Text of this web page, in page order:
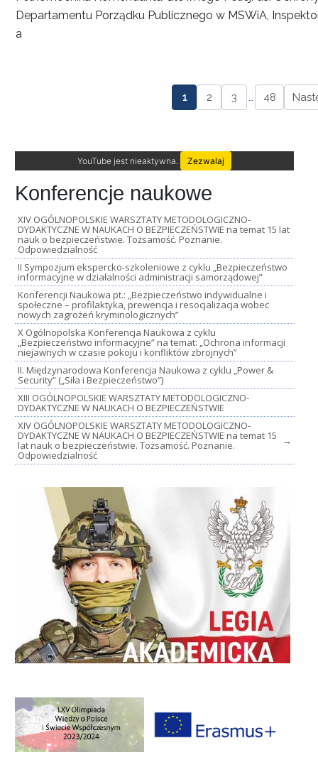
Departamentu Porządku Publicznego w MSWiA,
a
1 2 3 … 48
YouTube jest nieaktywna. Zezwalaj
Konferencje naukowe
XIV OGÓLNOPOLSKIE WARSZTATY METODOLOGICZNO-
DYDAKTYCZNE W NAUKACH O BEZPIECZEŃSTWIE na temat 15 lat
nauk o bezpieczeństwie. Tożsamość. Poznanie.
Odpowiedzialność
II Sympozjum ekspercko-szkoleniowe z cyklu „Bezpieczeństwo
informacyjne w działalności administracji samorządowej”
Konferencji Naukowa pt.: „Bezpieczeństwo indywidualne i
społeczne – profilaktyka, prewencja i resocjalizacja wobec
nowych zagrożeń kryminologicznych”
X Ogólnopolska Konferencja Naukowa z cyklu
„Bezpieczeństwo informacyjne” na temat: „Ochrona informacji
niejawnych w czasie pokoju i konfliktów zbrojnych”
II. Międzynarodowa Konferencja Naukowa z cyklu „Power &
Security” („Siła i Bezpieczeństwo”)
XIII OGÓLNOPOLSKIE WARSZTATY METODOLOGICZNO-
DYDAKTYCZNE W NAUKACH O BEZPIECZEŃSTWIE
XIV OGÓLNOPOLSKIE WARSZTATY METODOLOGICZNO-
DYDAKTYCZNE W NAUKACH O BEZPIECZEŃSTWIE na temat 15
lat nauk o bezpieczeństwie. Tożsamość. Poznanie.
Odpowiedzialność
→